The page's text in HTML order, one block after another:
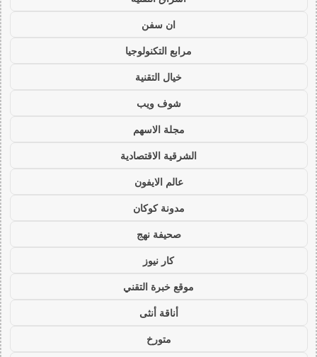
ان سفن
مرابع التكنولوجيا
خيال التقنية
شوف ويب
مجلة الاسهم
الشرقية الاقتصادية
عالم الايفون
مدونة كوكان
صحيفة نهج
كار نيوز
موقع خبرة التقني
أناقة أنثى
متورخ